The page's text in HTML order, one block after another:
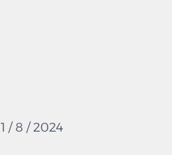
1 / 8 / 2024